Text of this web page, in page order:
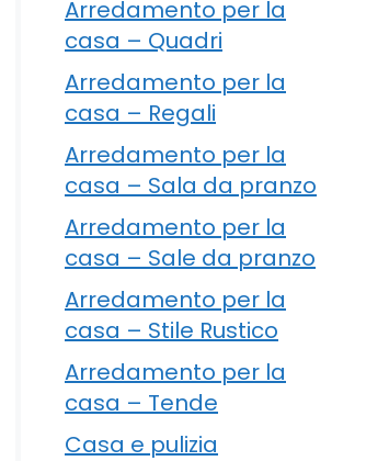
Arredamento per la
casa – Quadri
Arredamento per la
casa – Regali
Arredamento per la
casa – Sala da pranzo
Arredamento per la
casa – Sale da pranzo
Arredamento per la
casa – Stile Rustico
Arredamento per la
casa – Tende
Casa e pulizia